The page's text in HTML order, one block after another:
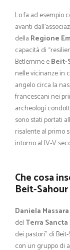
Lo fa ad esempio
avanti
della Regione
capacità di
Betlemme eBeit-
nelle vicinanze in
angelo circa la
francescani nei
archeologi
sono stati portati
risalente al primo
intorno al IV-V
Che cosa
Beit-Sahour
Daniela Massara
del Terra
dei pastori” di
con un gruppo di